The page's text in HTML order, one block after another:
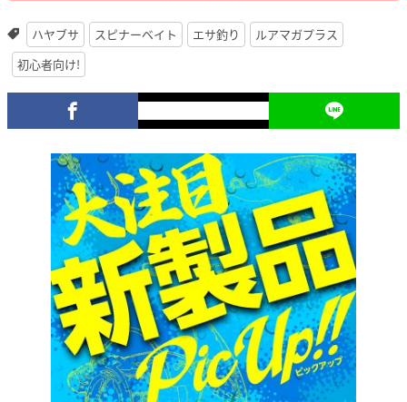
ハヤブサ スピナーベイト エサ釣り
ルアマガプラス
初心者向け!